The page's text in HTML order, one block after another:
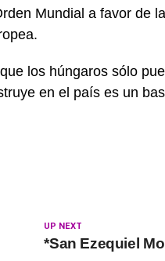
Mundial a favor de
los húngaros sólo
en el país es un
UP NEXT
*San Ezequiel